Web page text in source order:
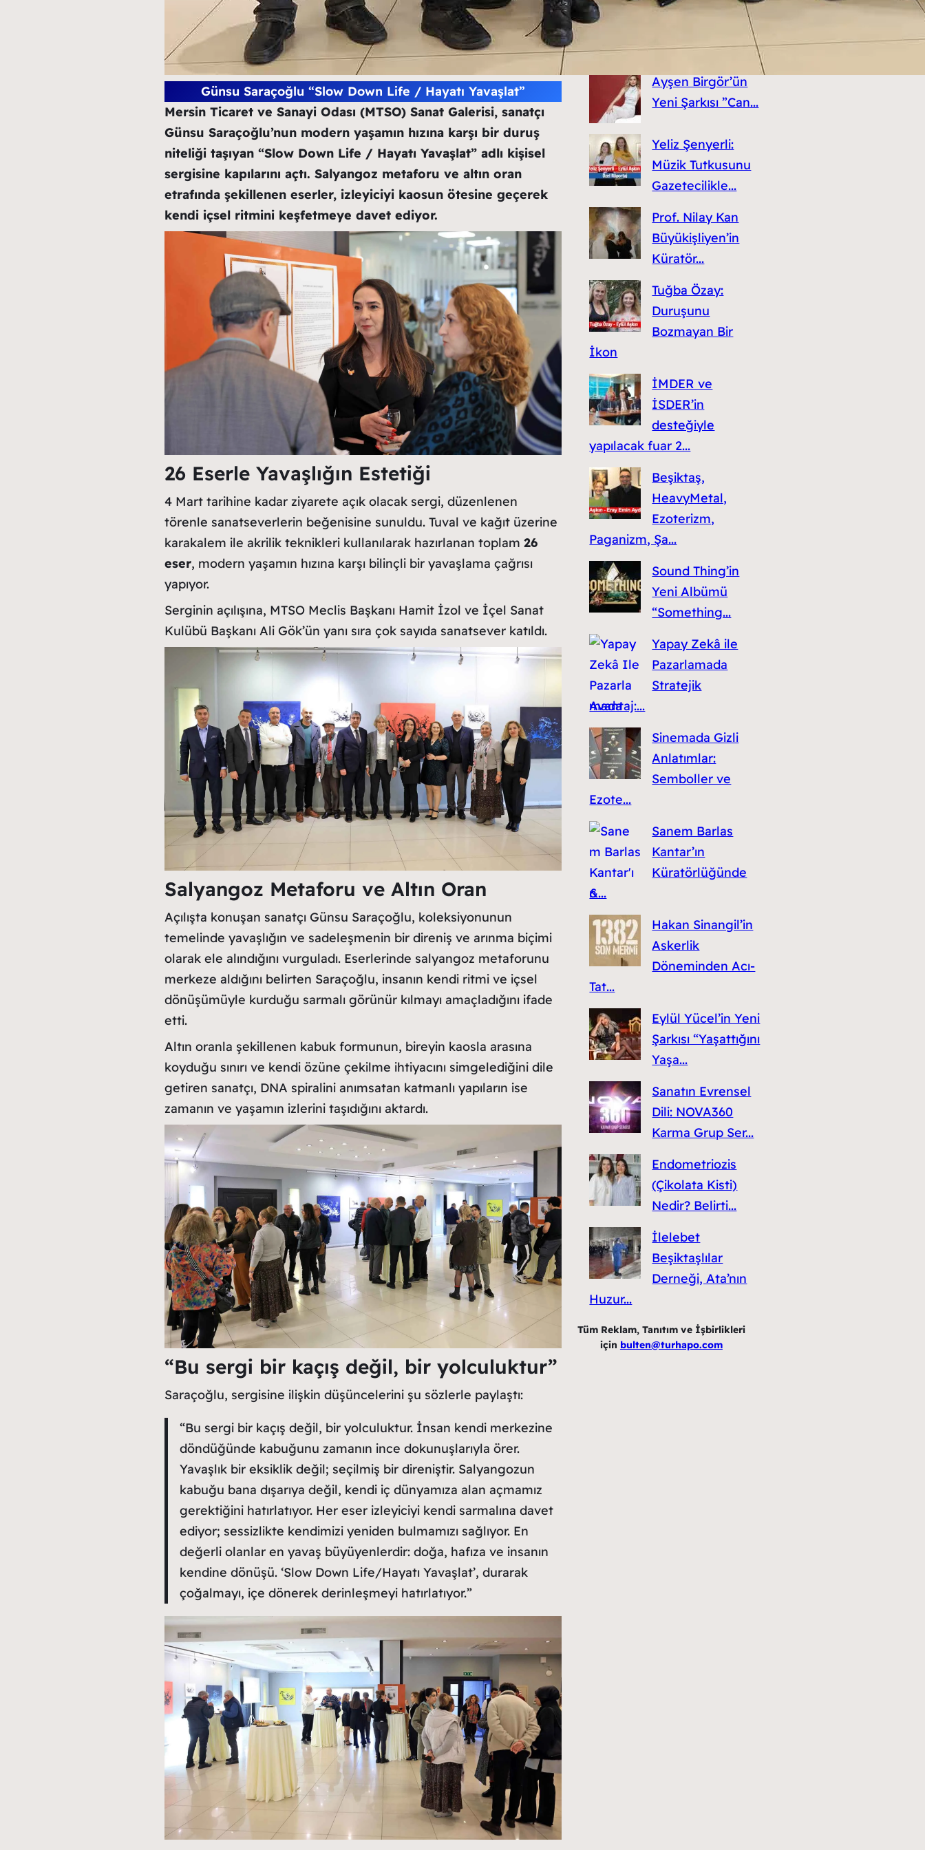
Günsu Saraçoğlu “Slow Down Life / Hayatı Yavaşlat”
Mersin Ticaret ve Sanayi Odası (MTSO) Sanat Galerisi, sanatçı
Günsu Saraçoğlu’nun modern yaşamın hızına karşı bir duruş
niteliği taşıyan “Slow Down Life / Hayatı Yavaşlat” adlı kişisel
sergisine kapılarını açtı. Salyangoz metaforu ve altın oran
etrafında şekillenen eserler, izleyiciyi kaosun ötesine geçerek
kendi içsel ritmini keşfetmeye davet ediyor.
26 Eserle Yavaşlığın Estetiği
4 Mart tarihine kadar ziyarete açık olacak sergi, düzenlenen
törenle sanatseverlerin beğenisine sunuldu. Tuval ve kağıt üzerine
karakalem ile akrilik teknikleri kullanılarak hazırlanan toplam 26
eser, modern yaşamın hızına karşı bilinçli bir yavaşlama çağrısı
yapıyor.
Serginin açılışına, MTSO Meclis Başkanı Hamit İzol ve İçel Sanat
Kulübü Başkanı Ali Gök’ün yanı sıra çok sayıda sanatsever katıldı.
Salyangoz Metaforu ve Altın Oran
Açılışta konuşan sanatçı Günsu Saraçoğlu, koleksiyonunun
temelinde yavaşlığın ve sadeleşmenin bir direniş ve arınma biçimi
olarak ele alındığını vurguladı. Eserlerinde salyangoz metaforunu
merkeze aldığını belirten Saraçoğlu, insanın kendi ritmi ve içsel
dönüşümüyle kurduğu sarmalı görünür kılmayı amaçladığını ifade
etti.
Altın oranla şekillenen kabuk formunun, bireyin kaosla arasına
koyduğu sınırı ve kendi özüne çekilme ihtiyacını simgelediğini dile
getiren sanatçı, DNA spiralini anımsatan katmanlı yapıların ise
zamanın ve yaşamın izlerini taşıdığını aktardı.
“Bu sergi bir kaçış değil, bir yolculuktur”
Saraçoğlu, sergisine ilişkin düşüncelerini şu sözlerle paylaştı:
“Bu sergi bir kaçış değil, bir yolculuktur. İnsan kendi merkezine
döndüğünde kabuğunu zamanın ince dokunuşlarıyla örer.
Yavaşlık bir eksiklik değil; seçilmiş bir direniştir. Salyangozun
kabuğu bana dışarıya değil, kendi iç dünyamıza alan açmamız
gerektiğini hatırlatıyor. Her eser izleyiciyi kendi sarmalına davet
ediyor; sessizlikte kendimizi yeniden bulmamızı sağlıyor. En
değerli olanlar en yavaş büyüyenlerdir: doğa, hafıza ve insanın
kendine dönüşü. ‘Slow Down Life/Hayatı Yavaşlat’, durarak
çoğalmayı, içe dönerek derinleşmeyi hatırlatıyor.”
Altyapısından
Survivor 2026’ya:
De...
Ayşen Birgör’ün
Yeni Şarkısı ”Can...
Yeliz Şenyerli:
Müzik Tutkusunu
Gazetecilikle...
Prof. Nilay Kan
Büyükişliyen’in
Küratör...
Tuğba Özay:
Duruşunu
Bozmayan Bir
İkon
İMDER ve
İSDER’in
desteğiyle
yapılacak fuar 2...
Beşiktaş,
HeavyMetal,
Ezoterizm,
Paganizm, Şa...
Sound Thing’in
Yeni Albümü
“Something...
Yapay Zekâ ile
Pazarlamada
Stratejik
Avantaj:...
Sinemada Gizli
Anlatımlar:
Semboller ve
Ezote...
Sanem Barlas
Kantar’ın
Küratörlüğünde
&...
Hakan Sinangil’in
Askerlik
Döneminden Acı-
Tat...
Eylül Yücel’in Yeni
Şarkısı “Yaşattığını
Yaşa...
Sanatın Evrensel
Dili: NOVA360
Karma Grup Ser...
Endometriozis
(Çikolata Kisti)
Nedir? Belirti...
İlelebet
Beşiktaşlılar
Derneği, Ata’nın
Huzur...
Tüm Reklam, Tanıtım ve İşbirlikleri
için bulten@turhapo.com